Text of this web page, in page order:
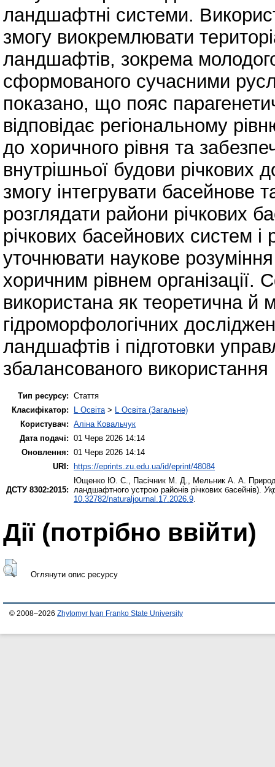
ландшафтні системи.
змогу виокремлювати
ландшафтів, зокрема
сформованого сучасними
показано, що пояс
відповідає регіональному
до хоричного рівня та
внутрішньої будови річкових
змогу інтегрувати
розглядати райони річкових
річкових басейнових систем
уточнювати наукове розуміння
хоричним рівнем
використана як теоретична й
гідроморфологічних
ландшафтів і підготовки
збалансованого використання
Тип ресурсу: Стаття
Класифікатор:
L Освіта > L Освіта (Загальне)
Користувач: Аліна Ковальчук
Дата подачі: 01 Черв 2026 14:14
Оновлення: 01 Черв 2026 14:14
URI: https://eprints.zu.edu.ua/id/eprint/48084
ДСТУ 8302:2015:
Ющенко Ю. С. Пасічник М. Д. Мельник А. А.
ландшафтного устрою районів річкових басейнів).
10.32782/naturaljournal.17.2026.9
Дії ​​(потрібно ввійти)
Оглянути опис ресурсу
© 2008–2026 Zhytomyr Ivan Franko State University